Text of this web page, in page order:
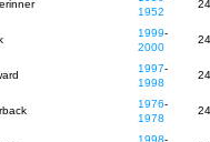
1952
24
1999-
2000
24
1997-
1998
24
1976-
1978
24
1998-